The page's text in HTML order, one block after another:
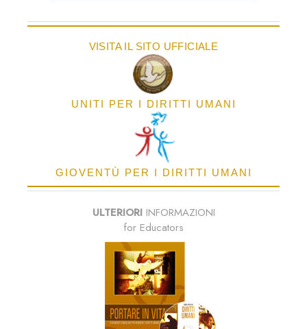
VISITA IL SITO UFFICIALE
UNITI PER I DIRITTI UMANI
GIOVENTÙ PER I DIRITTI UMANI
ULTERIORIINFORMAZIONI
for Educators